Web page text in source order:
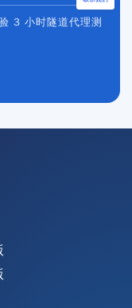
3 小时隧道代理测